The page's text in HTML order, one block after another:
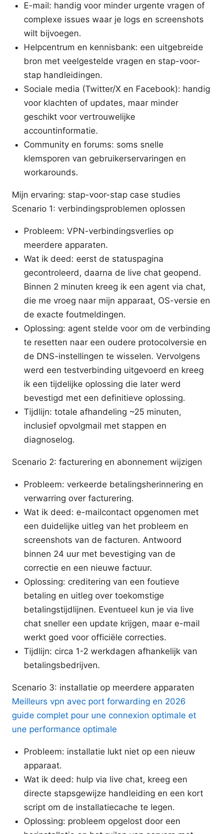
E-mail: handig voor minder urgente vragen of
complexe issues waar je logs en screenshots
wilt bijvoegen.
Helpcentrum en kennisbank: een uitgebreide
bron met veelgestelde vragen en stap-voor-
stap handleidingen.
Sociale media (Twitter/X en Facebook): handig
voor klachten of updates, maar minder
geschikt voor vertrouwelijke
accountinformatie.
Community en forums: soms snelle
klemsporen van gebruikerservaringen en
workarounds.
Mijn ervaring: stap-voor-stap case studies
Scenario 1: verbindingsproblemen oplossen
Probleem: VPN-verbindingsverlies op
meerdere apparaten.
Wat ik deed: eerst de statuspagina
gecontroleerd, daarna de live chat geopend.
Binnen 2 minuten kreeg ik een agent via chat,
die me vroeg naar mijn apparaat, OS-versie en
de exacte foutmeldingen.
Oplossing: agent stelde voor om de verbinding
te resetten naar een oudere protocolversie en
de DNS-instellingen te wisselen. Vervolgens
werd een testverbinding uitgevoerd en kreeg
ik een tijdelijke oplossing die later werd
bevestigd met een definitieve oplossing.
Tijdlijn: totale afhandeling ~25 minuten,
inclusief opvolgmail met stappen en
diagnoselog.
Scenario 2: facturering en abonnement wijzigen
Probleem: verkeerde betalingsherinnering en
verwarring over facturering.
Wat ik deed: e-mailcontact opgenomen met
een duidelijke uitleg van het probleem en
screenshots van de facturen. Antwoord
binnen 24 uur met bevestiging van de
correctie en een nieuwe factuur.
Oplossing: creditering van een foutieve
betaling en uitleg over toekomstige
betalingstijdlijnen. Eventueel kun je via live
chat sneller een update krijgen, maar e-mail
werkt goed voor officiële correcties.
Tijdlijn: circa 1-2 werkdagen afhankelijk van
betalingsbedrijven.
Scenario 3: installatie op meerdere apparaten
Meilleurs vpn avec port forwarding en 2026
guide complet pour une connexion optimale et
une performance optimale
Probleem: installatie lukt niet op een nieuw
apparaat.
Wat ik deed: hulp via live chat, kreeg een
directe stapsgewijze handleiding en een kort
script om de installatiecache te legen.
Oplossing: probleem opgelost door een